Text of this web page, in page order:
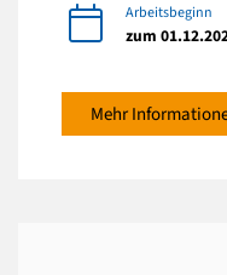
Arbeitsbeginn
zum
Mehr